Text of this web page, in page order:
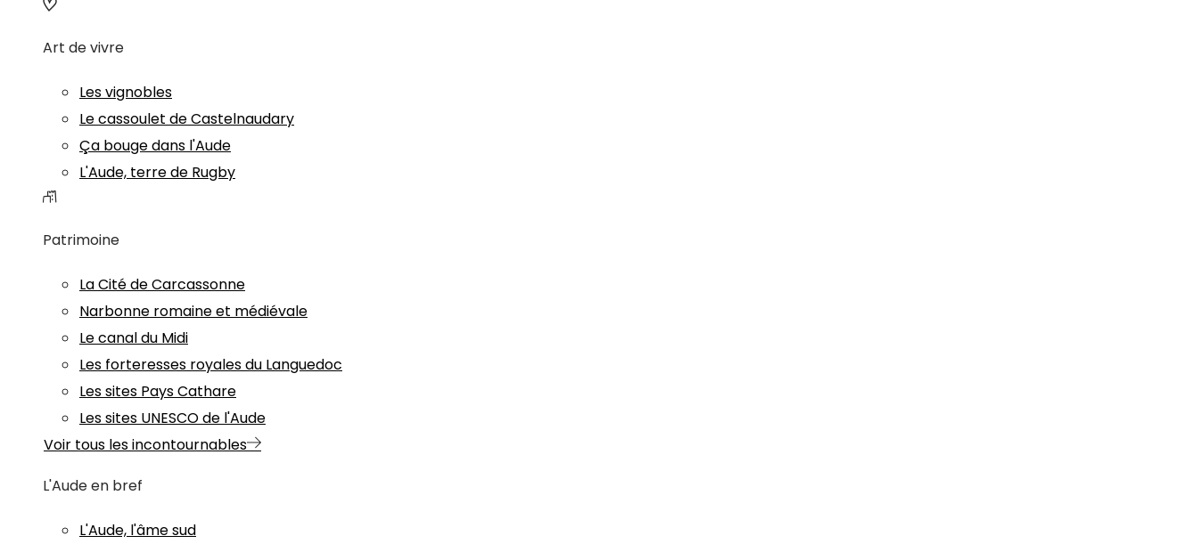
Art de vivre
Les vignobles
Le cassoulet de Castelnaudary
Ça bouge dans l'Aude
L'Aude, terre de Rugby
Patrimoine
La Cité de Carcassonne
Narbonne romaine et médiévale
Le canal du Midi
Les forteresses royales du Languedoc
Les sites Pays Cathare
Les sites UNESCO de l'Aude
Voir tous les incontournables
L'Aude en bref
L'Aude, l'âme sud